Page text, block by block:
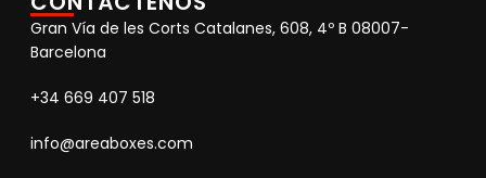
Gran Vía de les Corts Catalanes, 608, 4º B 08007-
Barcelona
+34 669 407 518
info@areaboxes.com